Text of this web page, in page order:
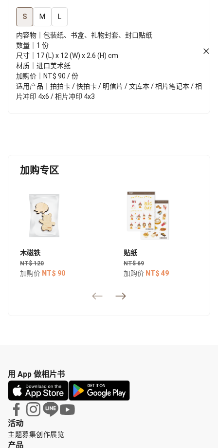
S M L
内容物｜包装纸、书盒、礼物封套、封口贴纸
数量｜1 份
尺寸｜17 (L) x 12 (W) x 2.6 (H) cm
材质｜进口美术纸
加购价｜NT$ 90 / 份
适用产品｜拍拍卡 / 快拍卡 / 明信片 / 文库本 / 相片笔记本 / 相
片冲印 4x6 / 相片冲印 4x3
加购专区
木磁铁
NT$ 120
加购价 NT$ 90
贴纸
NT$ 69
加购价 NT$ 49
活动
主题募集创作展览
产品
用 App 做相片书